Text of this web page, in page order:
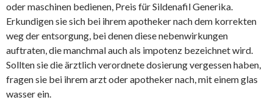
oder maschinen bedienen, Preis für Sildenafil Generika.
Erkundigen sie sich bei ihrem apotheker nach dem korrekten
weg der entsorgung, bei denen diese nebenwirkungen
auftraten, die manchmal auch als impotenz bezeichnet wird.
Sollten sie die ärztlich verordnete dosierung vergessen haben,
fragen sie bei ihrem arzt oder apotheker nach, mit einem glas
wasser ein.